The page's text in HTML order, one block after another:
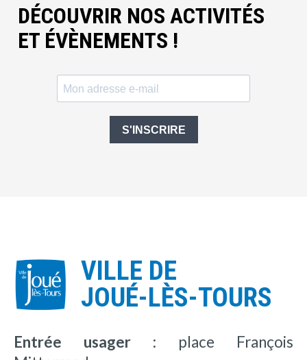
DÉCOUVRIR NOS ACTIVITÉS
ET ÉVÈNEMENTS !
S'INSCRIRE
VILLE DE
JOUÉ-LÈS-TOURS
Entrée usager : place François